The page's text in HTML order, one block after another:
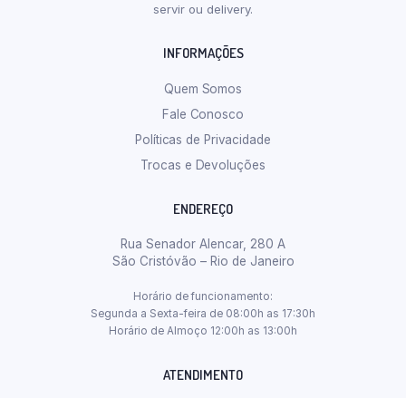
servir ou delivery.
INFORMAÇÕES
Quem Somos
Fale Conosco
Políticas de Privacidade
Trocas e Devoluções
ENDEREÇO
Rua Senador Alencar, 280 A
São Cristóvão – Rio de Janeiro
Horário de funcionamento:
Segunda a Sexta-feira de 08:00h as 17:30h
Horário de Almoço 12:00h as 13:00h
ATENDIMENTO